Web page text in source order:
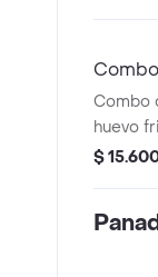
Combo
huevo
Hit
$